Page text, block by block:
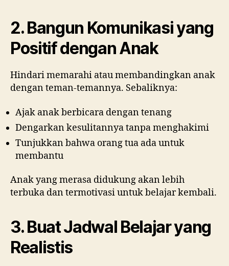
2. Bangun Komunikasi yang
Positif dengan Anak
Hindari memarahi atau membandingkan anak
dengan teman-temannya. Sebaliknya:
Ajak anak berbicara dengan tenang
Dengarkan kesulitannya tanpa menghakimi
Tunjukkan bahwa orang tua ada untuk
membantu
Anak yang merasa didukung akan lebih
terbuka dan termotivasi untuk belajar kembali.
3. Buat Jadwal Belajar yang
Realistis